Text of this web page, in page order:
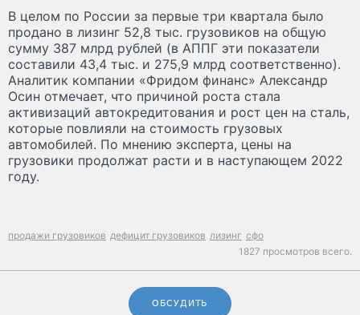
В целом по России за первые три квартала было
продано в лизинг 52,8 тыс. грузовиков на общую
сумму 387 млрд рублей (в АППГ эти показатели
составили 43,4 тыс. и 275,9 млрд соответственно).
Аналитик компании «Фридом финанс» Александр
Осин отмечает, что причиной роста стала
активизаций автокредитования и рост цен на сталь,
которые повлияли на стоимость грузовых
автомобилей. По мнению эксперта, цены на
грузовики продолжат расти и в наступающем 2022
году.
продажи грузовиков дефицит грузовиков лизинг сфо
1827 просмотров всего.
ОБСУДИТЬ